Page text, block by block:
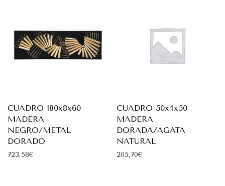
CUADRO 180x8x60
MADERA
NEGRO/METAL
DORADO
723,58€
CUADRO 50x4x50
MADERA
DORADA/AGATA
NATURAL
205,70€